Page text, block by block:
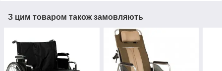
З цим товаром також замовляють